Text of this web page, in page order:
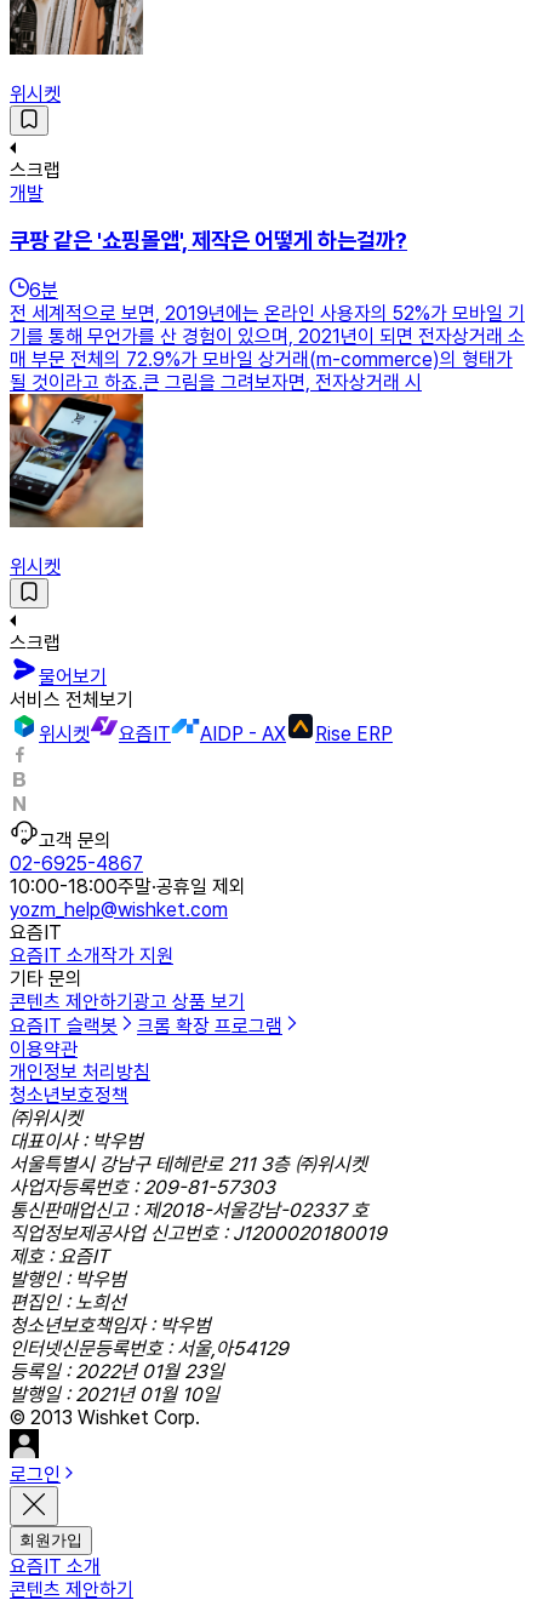
위시켓
스크랩
개발
쿠팡 같은 '쇼핑몰앱', 제작은 어떻게 하는걸까?
6분
전 세계적으로 보면, 2019년에는 온라인 사용자의 52%가 모바일 기
기를 통해 무언가를 산 경험이 있으며, 2021년이 되면 전자상거래 소
매 부문 전체의 72.9%가 모바일 상거래(m-commerce)의 형태가
될 것이라고 하죠.​큰 그림을 그려보자면, 전자상거래 시
위시켓
스크랩
물어보기
서비스 전체보기
위시켓
요즘IT AIDP - AX Rise ERP
고객 문의
02-6925-4867
10:00-18:00주말·공휴일 제외
yozm_help@wishket.com
요즘IT
요즘IT 소개작가 지원
기타 문의
콘텐츠 제안하기 광고 상품 보기
요즘IT 슬랙봇
크롬 확장 프로그램
이용약관
개인정보 처리방침
청소년보호정책
㈜위시켓
대표이사 : 박우범
서울특별시 강남구 테헤란로 211 3층 ㈜위시켓
사업자등록번호 : 209-81-57303
통신판매업신고 : 제2018-서울강남-02337 호
직업정보제공사업 신고번호 : J1200020180019
제호 : 요즘IT
발행인 : 박우범
편집인 : 노희선
청소년보호책임자 : 박우범
인터넷신문등록번호 : 서울,아54129
등록일 : 2022년 01월 23일
발행일 : 2021년 01월 10일
© 2013 Wishket Corp.
로그인
회원가입
요즘IT 소개
콘텐츠 제안하기